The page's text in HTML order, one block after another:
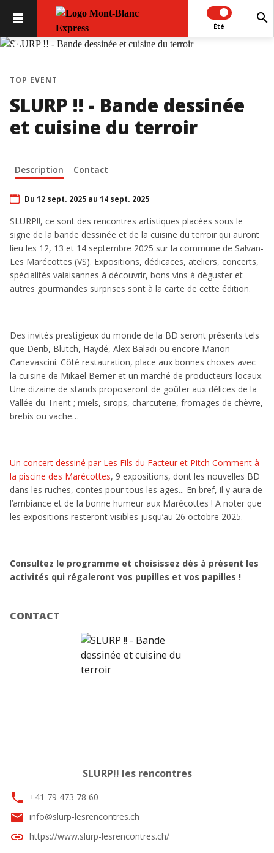
Été
search
chevron_left chevron_right
TOP EVENT
SLURP !! - Bande dessinée
et cuisine du terroir
Description Contact
Du 12 sept. 2025 au 14 sept. 2025
SLURP!!, ce sont des rencontres artistiques placées sous le
signe de la bande dessinée et de la cuisine du terroir qui auront
lieu les 12, 13 et 14 septembre 2025 sur la commune de Salvan-
Les Marécottes (VS). Expositions, dédicaces, ateliers, concerts,
spécialités valaisannes à découvrir, bons vins à déguster et
autres gourmandes surprises sont à la carte de cette édition.
Des invités prestigieux du monde de la BD seront présents tels
que Derib, Blutch, Haydé, Alex Baladi ou encore Marion
Canevascini. Côté restauration, place aux bonnes choses avec
la cuisine de Mikael Berner et un marché de producteurs locaux.
Une dizaine de stands proposeront de goûter aux délices de la
Vallée du Trient ; miels, sirops, charcuterie, fromages de chèvre,
brebis ou vache…
Un concert dessiné par Les Fils du Facteur et Pitch Comment à
la piscine des Marécottes, 9 expositions, dont les nouvelles BD
dans les ruches, contes pour tous les ages... En bref, il y aura de
l’ambiance et de la bonne humeur aux Marécottes ! A noter que
les expositions resteront visibles jusqu’au 26 octobre 2025.
Consultez le programme et choisissez dès à présent les
activités qui régaleront vos pupilles et vos papilles !
CONTACT
SLURP!! les rencontres
phone +41 79 473 78 60
email info@slurp-lesrencontres.ch
link https://www.slurp-lesrencontres.ch/